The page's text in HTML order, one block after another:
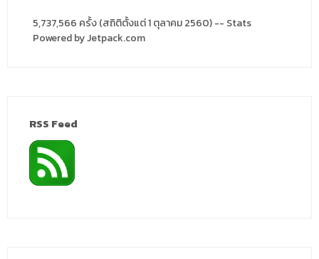
5,737,566 ครั้ง (สถิติตั้งแต่ 1 ตุลาคม 2560) -- Stats
Powered by Jetpack.com
RSS Feed